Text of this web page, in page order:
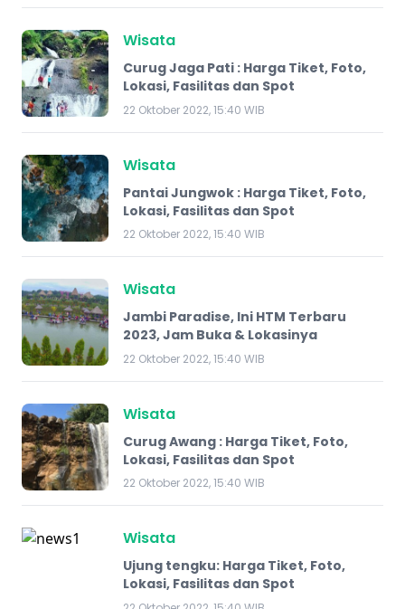
Wisata
Curug Jaga Pati : Harga Tiket, Foto,
Lokasi, Fasilitas dan Spot
22 Oktober 2022, 15:40 WIB
Wisata
Pantai Jungwok : Harga Tiket, Foto,
Lokasi, Fasilitas dan Spot
22 Oktober 2022, 15:40 WIB
Wisata
Jambi Paradise, Ini HTM Terbaru
2023, Jam Buka & Lokasinya
22 Oktober 2022, 15:40 WIB
Wisata
Curug Awang : Harga Tiket, Foto,
Lokasi, Fasilitas dan Spot
22 Oktober 2022, 15:40 WIB
Wisata
Ujung tengku: Harga Tiket, Foto,
Lokasi, Fasilitas dan Spot